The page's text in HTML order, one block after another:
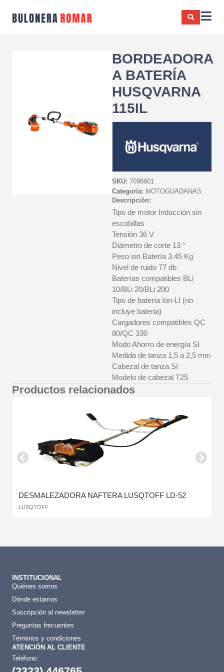
BORDEADORA
A BATERÍA
HUSQVARNA
115IL
SKU: 7098801
Categoría: MOTOGUADANAS
Descripción:
Tipo de motor Inducción sin
escobillas
Tensión 36 V
Diámetro de corte 13 “
Peso sin Batería 3.45 Kg
Nivel de ruido 77 db
Baterías compatibles BLi
10/BLi 20/BLi 200
Tipo de batería Ion-LI (no
incluye bateria)
Cargadores compatibles QC
80/QC 330
Modo Ahorro de energía SI
Medida de tanza 1,5 a 2,5 mm
Cabezal de tanza SI
Modelo de cabezal T25
Productos relacionados
DESMALEZADORA NAFTERA LUSQTOFF LD-52
LUSQTOFF
INSTITUCIONAL
Quiénes somos
Dónde estamos
Suscripción al newsletter
Preguntas frecuentes
Términos y condiciones
ATENCIÓN AL CLIENTE
Teléfono: